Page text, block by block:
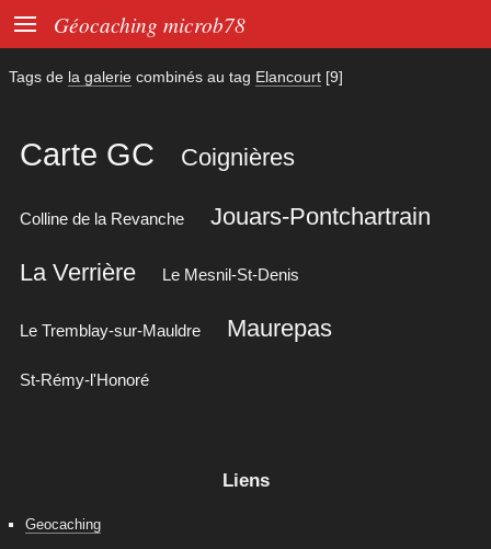
 Géocaching microb78
Tags de la galerie combinés au tag Elancourt [9]
Carte GC Coignières
Colline de la Revanche Jouars-Pontchartrain
La Verrière Le Mesnil-St-Denis
Le Tremblay-sur-Mauldre Maurepas
St-Rémy-l'Honoré
Liens
Geocaching